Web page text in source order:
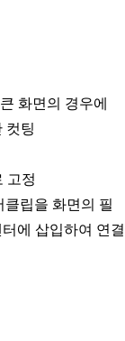
화면의 경우에
컷팅
고정
립을 화면의 필
에 삽입하여 연결